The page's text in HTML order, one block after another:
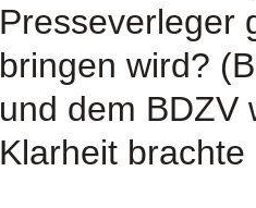
Presseverleger
bringen wird?
und dem BDZV
Klarheit